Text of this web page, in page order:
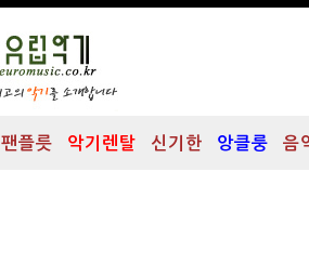
팬플릇 악기렌탈 신기한 앙클룽 음